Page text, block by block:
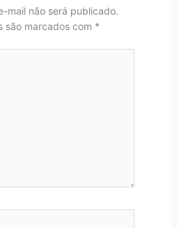
mail não será publicado.
são marcados com *